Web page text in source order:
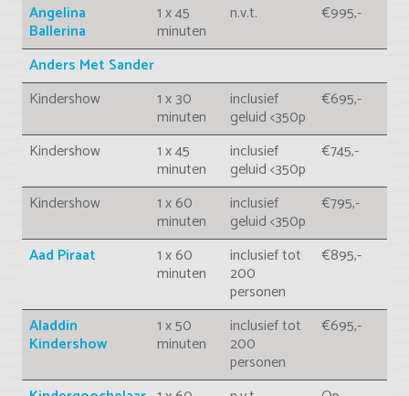
Angelina
Ballerina
1 x 45
minuten
n.v.t. €995,-
Anders Met Sander
Kindershow
1 x 30
minuten
inclusief
geluid <350p
€695,-
Kindershow 1 x 45
minuten
inclusief
geluid <350p
€745,-
Kindershow 1 x 60
minuten
inclusief
geluid <350p
€795,-
Aad Piraat 1 x 60
minuten
inclusief tot
200
personen
€895,-
Aladdin
Kindershow
1 x 50
minuten
inclusief tot
200
personen
€695,-